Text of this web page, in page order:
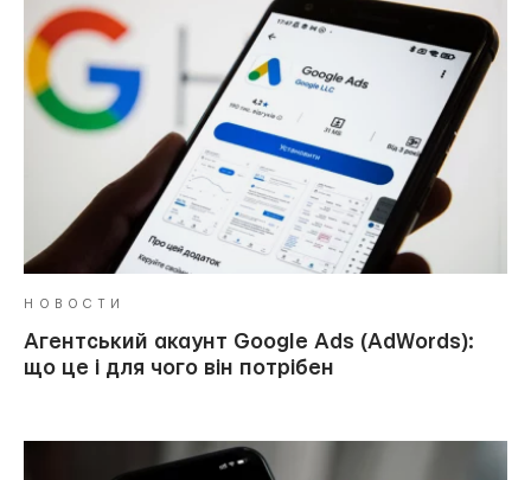
НОВОСТИ
Агентський акаунт Google Ads (AdWords):
що це і для чого він потрібен